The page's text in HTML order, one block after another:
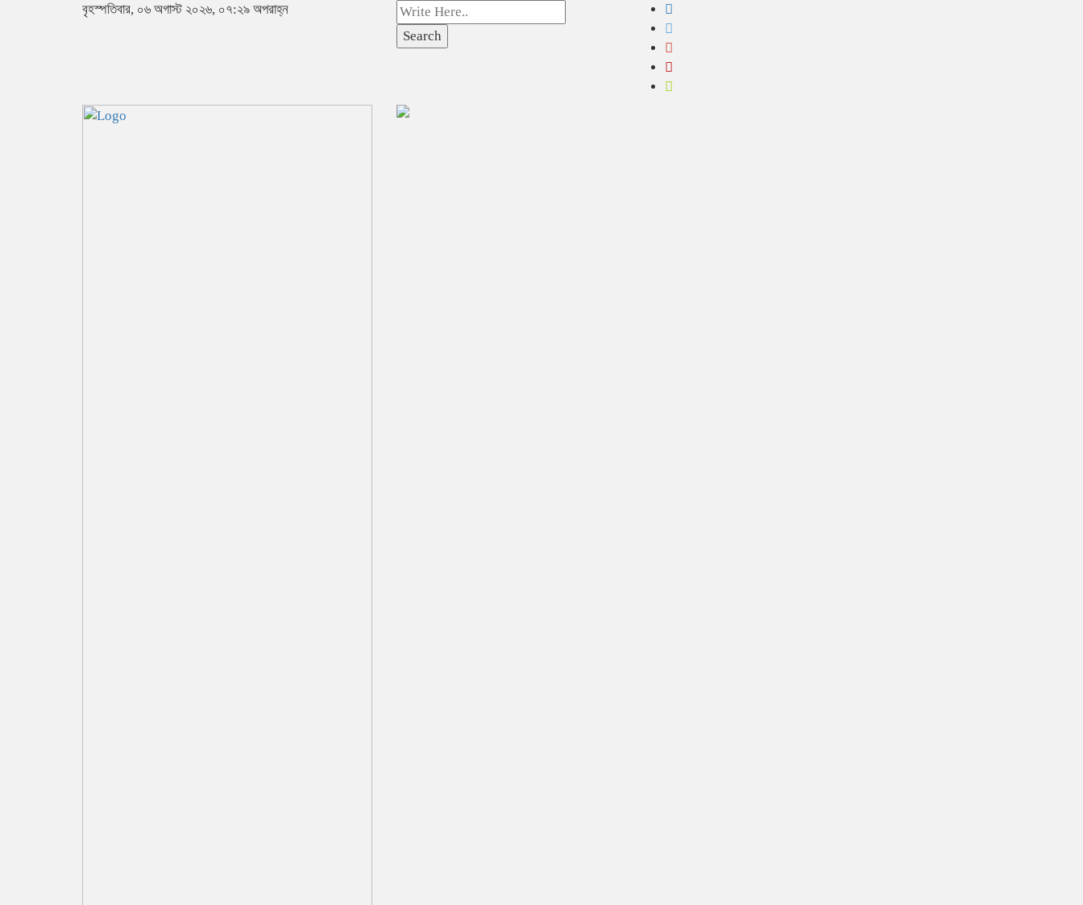
বৃহস্পতিবার, ০৬ অগাস্ট ২০২৬, ০৭:২৯ অপরাহ্ন
Search